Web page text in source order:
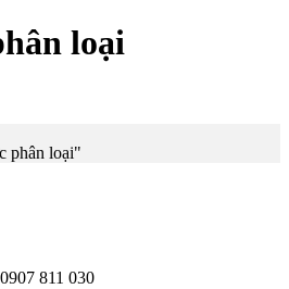
loại
phân loại"
811 030